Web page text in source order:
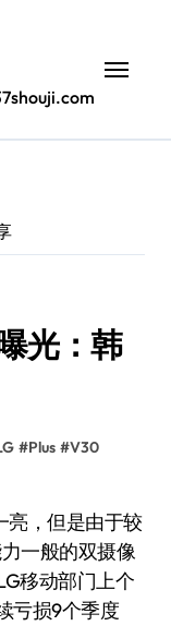
光：韩
#Plus #V30
一般的双摄像
移动部门上个
亏损9个季度